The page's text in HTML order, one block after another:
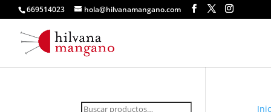
669514023 hola@hilvanamangano.com
Buscar